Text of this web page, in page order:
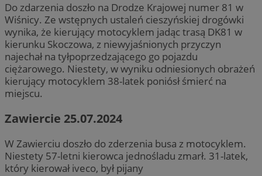
Do zdarzenia doszło na Drodze Krajowej numer 81 w
Wiśnicy. Ze wstępnych ustaleń cieszyńskiej drogówki
wynika, że kierujący motocyklem jadąc trasą DK81 w
kierunku Skoczowa, z niewyjaśnionych przyczyn
najechał na tyłpoprzedzającego go pojazdu
ciężarowego. Niestety, w wyniku odniesionych obrażeń
kierujący motocyklem 38-latek poniósł śmierć na
miejscu.
Zawiercie 25.07.2024
W Zawierciu doszło do zderzenia busa z motocyklem.
Niestety 57-letni kierowca jednośladu zmarł. 31-latek,
który kierował iveco, był pijany